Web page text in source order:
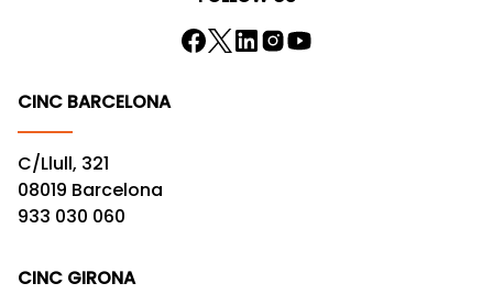
CINC BARCELONA
C/Llull, 321
08019 Barcelona
933 030 060
CINC GIRONA